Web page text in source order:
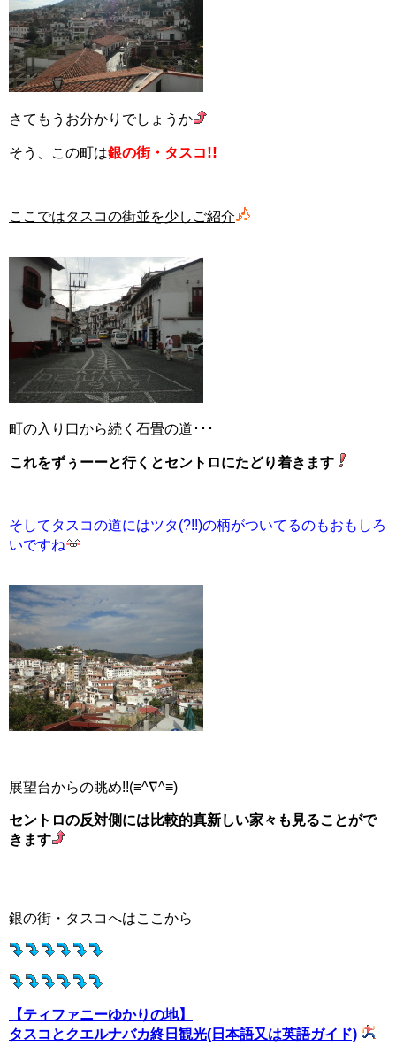
さてもうお分かりでしょうか
そう、この町は銀の街・ タスコ!!
ここではタスコの街並を少しご紹介
町の入り口から続く石畳の道･･･
これをずぅーーと行くとセントロにたどり着きます
そしてタスコの道にはツタ(?!!)の柄がついてるのもおもしろ
いですね
展望台からの眺め!!(≡^∇^≡)
セントロの反対側には比較的真新しい家々も見ることがで
きます
銀の街・タスコへはここから
【ティファニーゆかりの地】
タスコとクエルナバカ終日観光(日本語又は英語ガイド)